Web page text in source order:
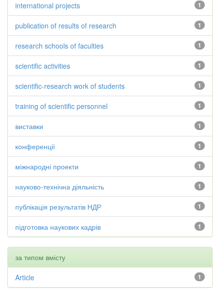
1
international projects
1
publication of results of research
1
research schools of faculties
1
scientific activities
1
scientific-research work of students
1
training of scientific personnel
1
виставки
1
конференції
1
міжнародні проекти
1
науково-технічна діяльність
1
публікація результатів НДР
1
підготовка наукових кадрів
за типом вмісту
1
Article